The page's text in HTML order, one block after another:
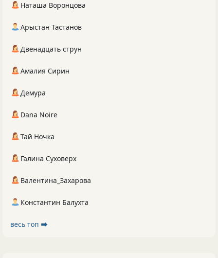
Наташа Воронцова
Арыстан Тастанов
Двенадцать струн
Амалия Сирин
Демура
Dana Noire
Тай Ночка
Галина Суховерх
Валентина_Захарова
Константин Балухта
весь топ ⮕